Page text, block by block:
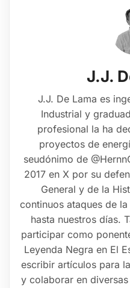
J.J.
J.J. De Lama es
Industrial y
profesional la ha
proyectos de
seudónimo de
2017 en X por su
General y de la
continuos ataques de
hasta nuestros días.
participar como
Leyenda Negra en El
escribir artículos para
y colaborar en